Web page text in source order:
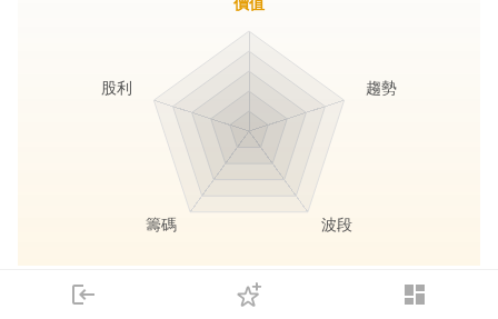
login dashboard
下單
長線價值 存股收息
趨勢
波段
籌碼
股利